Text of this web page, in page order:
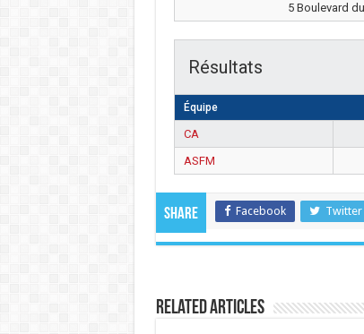
5 Boulevard
Résultats
Équipe
CA
ASFM
Share Facebook Twitter
Related Articles